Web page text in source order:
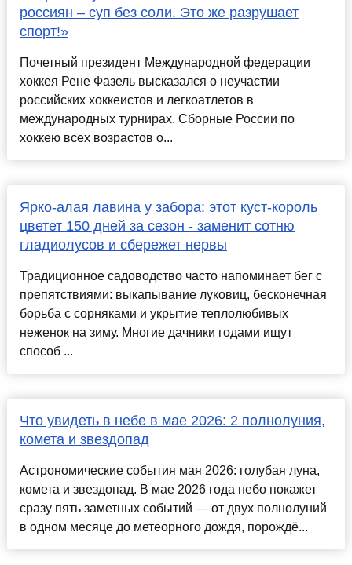
россиян – суп без соли. Это же разрушает
спорт!»
Почетный президент Международной федерации
хоккея Рене Фазель высказался о неучастии
российских хоккеистов и легкоатлетов в
международных турнирах. Сборные России по
хоккею всех возрастов о...
Ярко-алая лавина у забора: этот куст-король
цветет 150 дней за сезон - заменит сотню
гладиолусов и сбережет нервы
Традиционное садоводство часто напоминает бег с
препятствиями: выкапывание луковиц, бесконечная
борьба с сорняками и укрытие теплолюбивых
неженок на зиму. Многие дачники годами ищут
способ ...
Что увидеть в небе в мае 2026: 2 полнолуния,
комета и звездопад
Астрономические события мая 2026: голубая луна,
комета и звездопад. В мае 2026 года небо покажет
сразу пять заметных событий — от двух полнолуний
в одном месяце до метеорного дождя, порождё...